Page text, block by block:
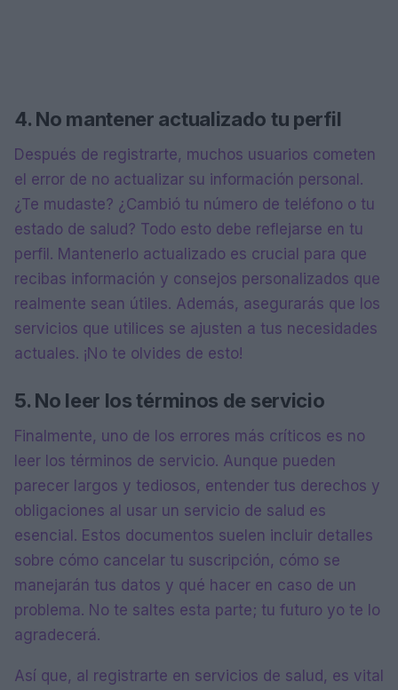
4. No mantener actualizado tu perfil
Después de registrarte, muchos usuarios cometen
el error de no actualizar su información personal.
¿Te mudaste? ¿Cambió tu número de teléfono o tu
estado de salud? Todo esto debe reflejarse en tu
perfil. Mantenerlo actualizado es crucial para que
recibas información y consejos personalizados que
realmente sean útiles. Además, asegurarás que los
servicios que utilices se ajusten a tus necesidades
actuales. ¡No te olvides de esto!
5. No leer los términos de servicio
Finalmente, uno de los errores más críticos es no
leer los términos de servicio. Aunque pueden
parecer largos y tediosos, entender tus derechos y
obligaciones al usar un servicio de salud es
esencial. Estos documentos suelen incluir detalles
sobre cómo cancelar tu suscripción, cómo se
manejarán tus datos y qué hacer en caso de un
problema. No te saltes esta parte; tu futuro yo te lo
agradecerá.
Así que, al registrarte en servicios de salud, es vital